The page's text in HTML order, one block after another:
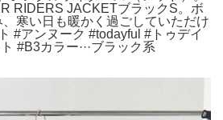
RIDERS JACKETブラックS。ボ
寒い日も暖かく過ごしていただけ
#アンヌーク #todayful #トゥデイ
#B3カラー···ブラック系